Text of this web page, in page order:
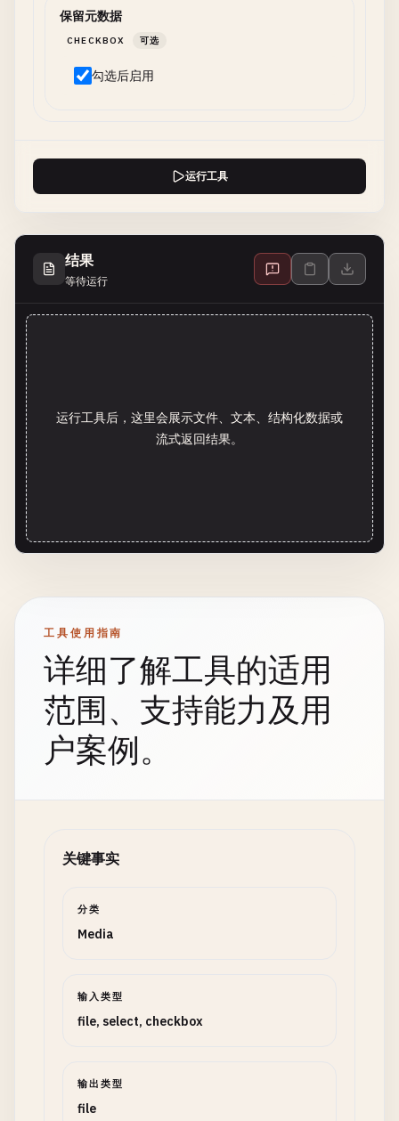
保留元数据
CHECKBOX 可选
勾选后启用
运行工具
结果
等待运行
运行工具后，这里会展示文件、文本、结构化数据或
流式返回结果。
工具使用指南
详细了解工具的适用
范围、支持能力及用
户案例。
关键事实
分类
Media
输入类型
file, select, checkbox
输出类型
file